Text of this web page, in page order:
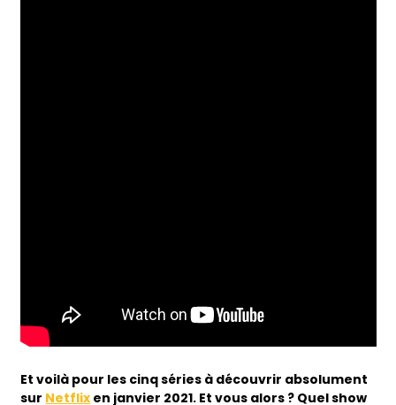
Et voilà pour les cinq séries à découvrir absolument
sur Netflix en janvier 2021. Et vous alors ? Quel show